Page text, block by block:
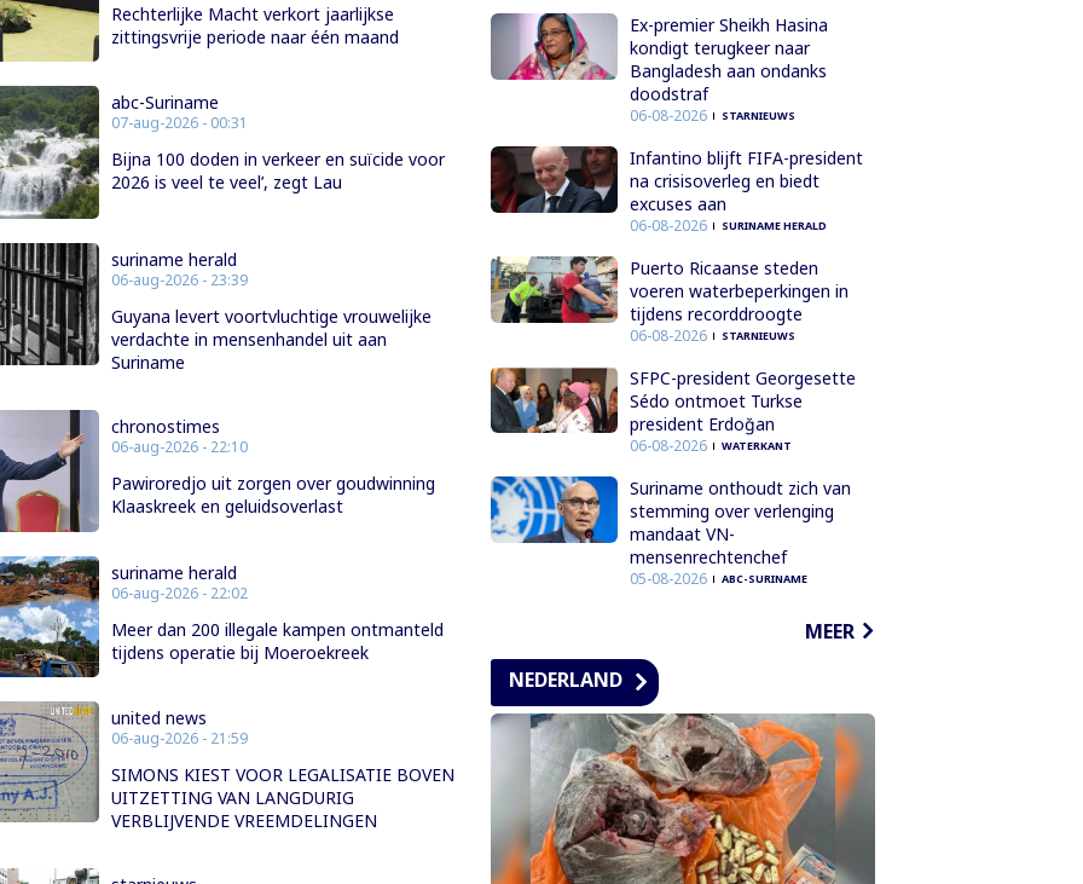
Rechterlijke Macht verkort jaarlijkse
zittingsvrije periode naar één maand
abc-Suriname
07-aug-2026 - 00:31
Bijna 100 doden in verkeer en suïcide voor
2026 is veel te veel’, zegt Lau
suriname herald
06-aug-2026 - 23:39
Guyana levert voortvluchtige vrouwelijke
verdachte in mensenhandel uit aan
Suriname
chronostimes
06-aug-2026 - 22:10
Pawiroredjo uit zorgen over goudwinning
Klaaskreek en geluidsoverlast
suriname herald
06-aug-2026 - 22:02
Meer dan 200 illegale kampen ontmanteld
tijdens operatie bij Moeroekreek
united news
06-aug-2026 - 21:59
SIMONS KIEST VOOR LEGALISATIE BOVEN
UITZETTING VAN LANGDURIG
VERBLIJVENDE VREEMDELINGEN
Ex-premier Sheikh Hasina
kondigt terugkeer naar
Bangladesh aan ondanks
doodstraf
06-08-2026 STARNIEUWS
Infantino blijft FIFA-president
na crisisoverleg en biedt
excuses aan
06-08-2026 SURINAME HERALD
Puerto Ricaanse steden
voeren waterbeperkingen in
tijdens recorddroogte
06-08-2026 STARNIEUWS
SFPC-president Georgesette
Sédo ontmoet Turkse
president Erdoğan
06-08-2026 WATERKANT
Suriname onthoudt zich van
stemming over verlenging
mandaat VN-
mensenrechtenchef
05-08-2026 ABC-SURINAME
MEER
NEDERLAND